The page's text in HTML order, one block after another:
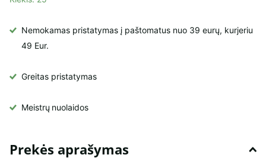
Nemokamas pristatymas į paštomatus nuo 39 eurų, kurjeriu
49 Eur.
Greitas pristatymas
Meistrų nuolaidos
Prekės aprašymas